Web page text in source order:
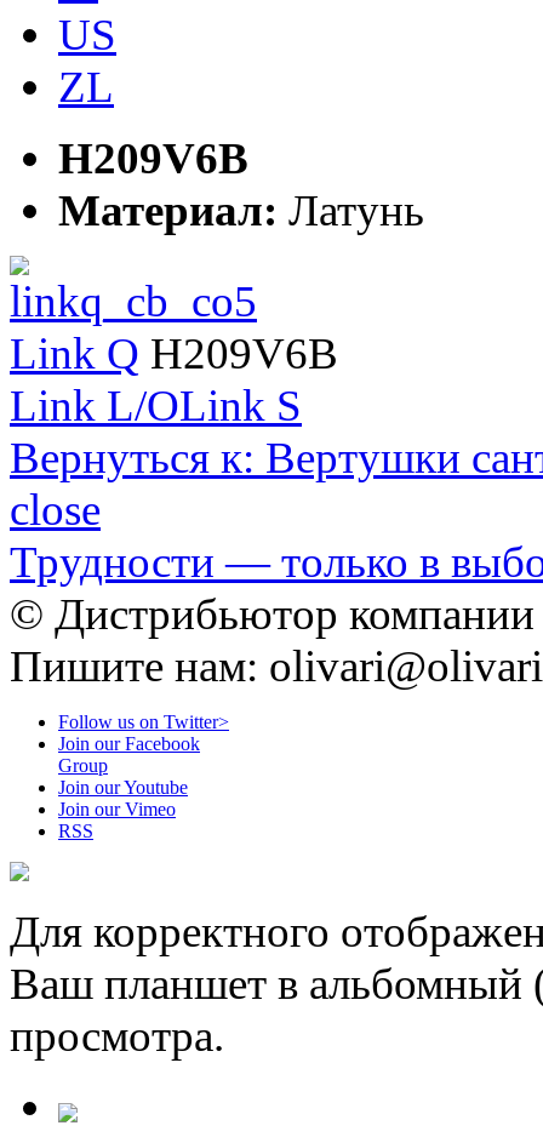
US
ZL
H209V6B
Материал: Латунь
Link Q H209V6B
Link L/OLink S
Вернуться к: Вертушки
close
Трудности — только в
© Дистрибьютор
Пишите нам:
Follow us on Twitter>
Join our Facebook
Group
Join our Youtube
Join our Vimeo
RSS
Для корректного
Ваш планшет в альбомный
просмотра.